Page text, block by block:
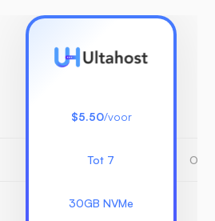
$5.50/voor
Tot 7
30GB NVMe